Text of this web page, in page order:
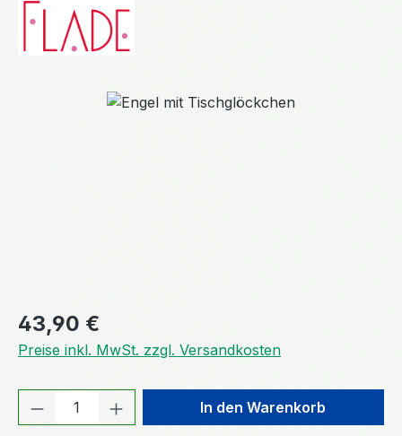
Bildergalerie überspringen
Regulärer Preis:
43,90 €
Preise inkl. MwSt. zzgl. Versandkosten
Produkt Anzahl: Gib denIn den Warenkorb